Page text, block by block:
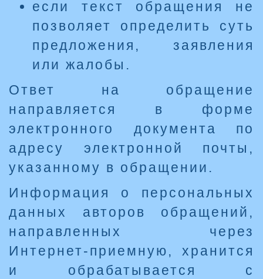
если текст обращения не
позволяет определить суть
предложения, заявления
или жалобы.
Ответ на обращение
направляется в форме
электронного документа по
адресу электронной почты,
указанному в обращении.
Информация о персональных
данных авторов обращений,
направленных через
Интернет-приемную, хранится
и обрабатывается с